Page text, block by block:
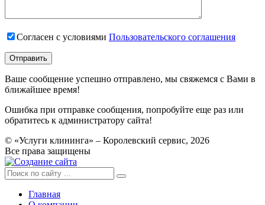
Согласен с условиями Пользовательского соглашения
Ваше сообщение успешно отправлено, мы свяжемся с Вами в
ближайшее время!
Ошибка при отправке сообщения, попробуйте еще раз или
обратитесь к администратору сайта!
© «Услуги клининга» – Королевский сервис, 2026
Все права защищены
Главная